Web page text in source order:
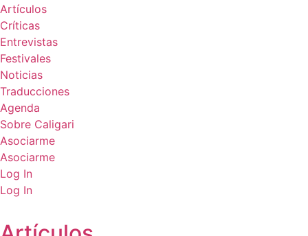
Artículos
Críticas
Entrevistas
Festivales
Noticias
Traducciones
Agenda
Sobre Caligari
Asociarme
Asociarme
Log In
Log In